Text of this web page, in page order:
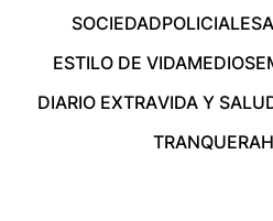
SOCIEDADPOLICIALES
ESTILO DE VIDAMEDIOS
DIARIO EXTRAVIDA Y
TRANQUERA